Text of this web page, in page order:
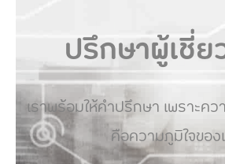
ปรึกษาผู้เชี่
เราพร้อมให้คำปรึกษา เพราะค
คือความภูมิใจของ